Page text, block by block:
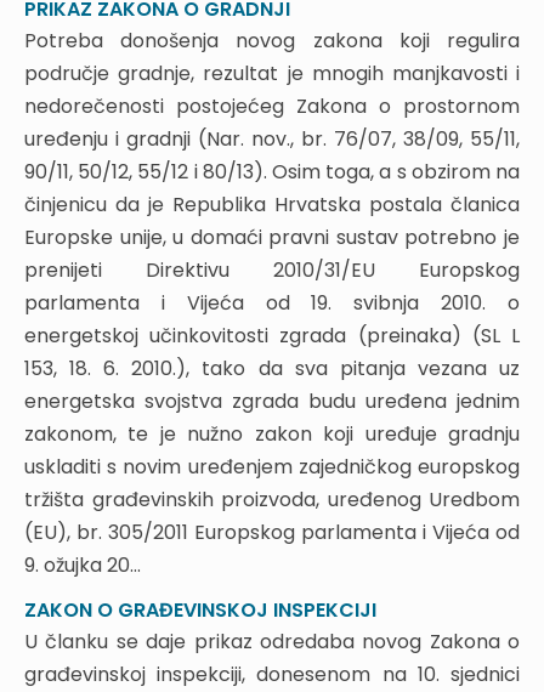
4.1. Lokacijska informacija
4.2. Nadležnost za izdavanje akata za provedbu
prostornih planova
4.3. Lokacijska dozvola – pojam
4.4. Lokacijska dozvola – podnošenje zahtjeva
4.5. Lokacijska dozvola – lokacijski uvjeti
4.6. Lokacijska dozvola – posebni uvjeti
4.7. Lokacijska dozvola – stranke u postupku
4.8. Lokacijska dozvola – izdavanje
4.9. Uređeno građevinsko zemljište
4.10. Odgovornost
5. ZAKLJUČAK
PRIKAZ ZAKONA O GRADNJI
1. RAZLOZI ZBOG KOJIH SE ZAKON DONOSI
2. OPĆE ODREDBE
2.1. Predmet, cilj i primjena zakona
2.2. Pojmovi
2.3. Razvrstavanje građevina
2.4. Primjena i donošenje posebnih propisa
3. TEMELJNI ZAHTJEVI ZA GRAĐEVINU
3.1. Obveza ispunjavanja temeljnih i drugih
zahtjeva za građevinu
PRIKAZ ZAKONA O GRADNJI
Potreba donošenja novog zakona koji regulira
područje gradnje, rezultat je mnogih manjkavosti i
nedorečenosti postojećeg Zakona o prostornom
uređenju i gradnji (Nar. nov., br. 76/07, 38/09, 55/11,
90/11, 50/12, 55/12 i 80/13). Osim toga, a s obzirom na
činjenicu da je Republika Hrvatska postala članica
Europske unije, u domaći pravni sustav potrebno je
prenijeti Direktivu 2010/31/EU Europskog
parlamenta i Vijeća od 19. svibnja 2010. o
energetskoj učinkovitosti zgrada (preinaka) (SL L
153, 18. 6. 2010.), tako da sva pitanja vezana uz
energetska svojstva zgrada budu uređena jednim
zakonom, te je nužno zakon koji uređuje gradnju
uskladiti s novim uređenjem zajedničkog europskog
tržišta građevinskih proizvoda, uređenog Uredbom
(EU), br. 305/2011 Europskog parlamenta i Vijeća od
9. ožujka 20...
ZAKON O GRAĐEVINSKOJ INSPEKCIJI
U članku se daje prikaz odredaba novog Zakona o
građevinskoj inspekciji, donesenom na 10. sjednici